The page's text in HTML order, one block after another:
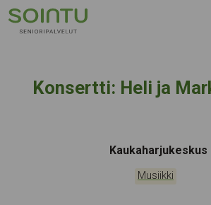
Hyppää sisältöön
Konsertti: Heli ja
Tapahtumapaikka:
Kaukaharjukeskus
Kategoriat:
Musiikki